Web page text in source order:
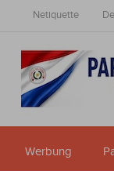
Netiquette
Werbung